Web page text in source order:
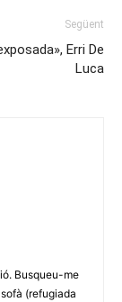
Següent
Erri De
Luca
Busqueu-me
(refugiada